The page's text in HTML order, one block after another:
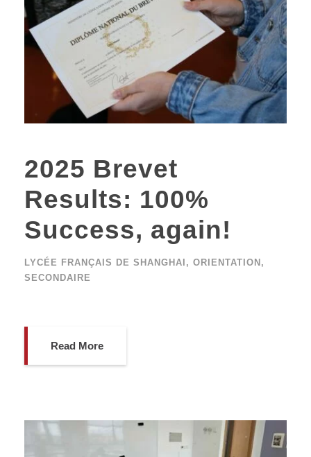
2025 Brevet
Results: 100%
Success, again!
LYCÉE FRANÇAIS DE SHANGHAI , ORIENTATION ,
SECONDAIRE
Read More